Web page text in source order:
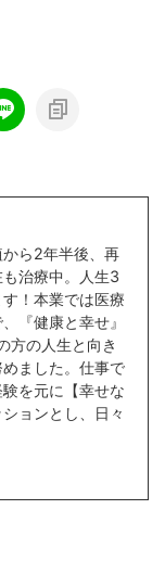
ら2年半後、再
治療中。人生3
！本業では医療
『健康と幸せ』
方の人生と向き
ました。仕事で
を元に【幸せな
ョンとし、日々